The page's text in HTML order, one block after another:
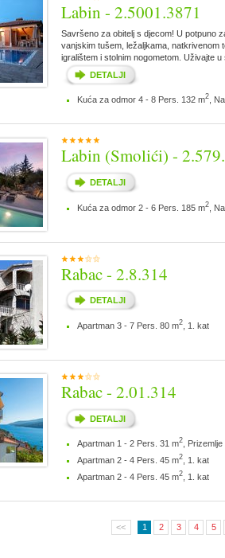
Labin - 2.5001.3871
Savršeno za obitelj s djecom! U potpuno
vanjskim tušem, ležaljkama, natkrivenom
igralištem i stolnim nogometom. Uživajte u
DETALJI
Kuća za odmor 4 - 8 Pers. 132 m2,
Labin (Smolići) -
DETALJI
Kuća za odmor 2 - 6 Pers. 185 m2,
Rabac - 2.8.314
DETALJI
Apartman 3 - 7 Pers. 80 m2, 1. kat
Rabac - 2.01.314
DETALJI
Apartman 1 - 2 Pers. 31 m2, Prizemlje
Apartman 2 - 4 Pers. 45 m2, 1. kat
Apartman 2 - 4 Pers. 45 m2, 1. kat
<< 1 2 3 4 5